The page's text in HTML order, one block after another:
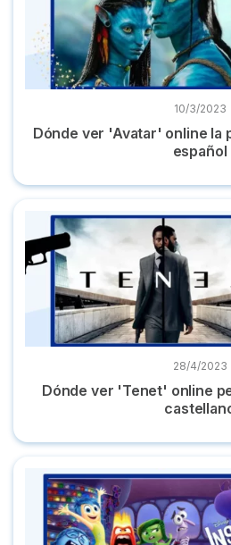
10/3/2023
Dónde ver 'Avatar' online la
español
Dónde ver 'Tenet' online película
28/4/2023
Dónde ver 'Tenet' online
Dónde ver ‘Inside out' ('Del